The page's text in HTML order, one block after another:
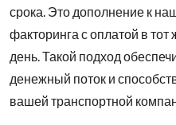
срока. Это дополнение к
факторинга с оплатой в
день. Такой подход
денежный поток и
вашей транспортной